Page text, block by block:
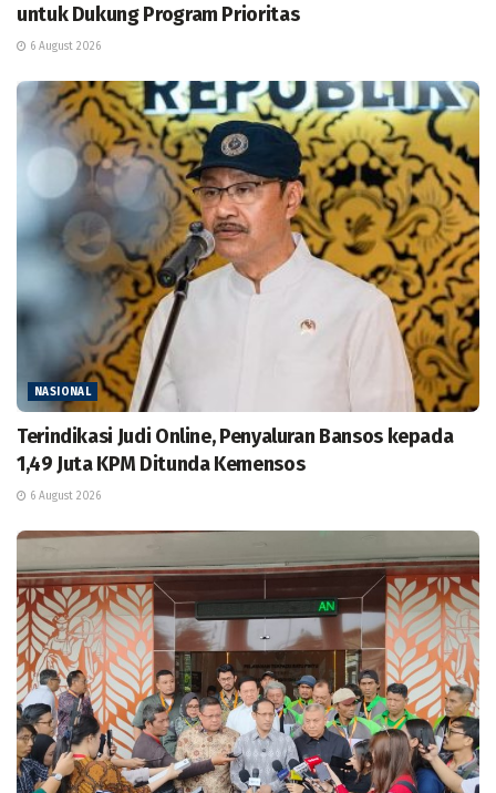
untuk Dukung Program Prioritas
6 August 2026
NASIONAL
Terindikasi Judi Online, Penyaluran Bansos kepada
1,49 Juta KPM Ditunda Kemensos
6 August 2026